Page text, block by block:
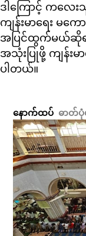
ဒါကြောင့် ကလေ
ကျန်းမာရေး မ
အပြင်ထွက်မယ်ဆိုရင်
အသုံးပြုဖို့ ကျန်း
ပါတယ်။
နောက်ထပ် ဓာတ်ပုံမ